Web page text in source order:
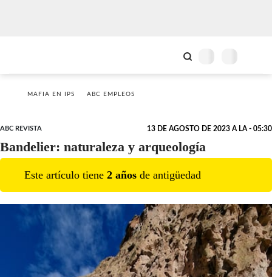
MAFIA EN IPS ABC EMPLEOS
ABC REVISTA 13 DE AGOSTO DE 2023 A LA - 05:30
Bandelier: naturaleza y arqueología
Este artículo tiene 2 años de antigüedad